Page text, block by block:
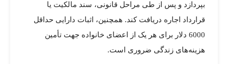
بپردازد و پس از طی مراحل قانونی، سند مالکیت یا
قرارداد اجاره دریافت کند. همچنین، اثبات دارایی حداقل
6000 دلار برای هر یک از اعضای خانواده جهت تأمین
هزینه‌های زندگی ضروری است.